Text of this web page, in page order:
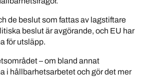
de beslut som fattas av lagstiftare
beslut är avgörande, och EU har
för utsläpp.
– om bland annat
i hållbarhetsarbetet och gör det mer